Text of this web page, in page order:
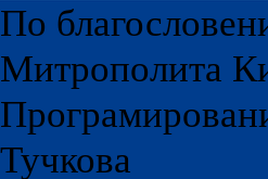
По
Митрополита
Тучкова